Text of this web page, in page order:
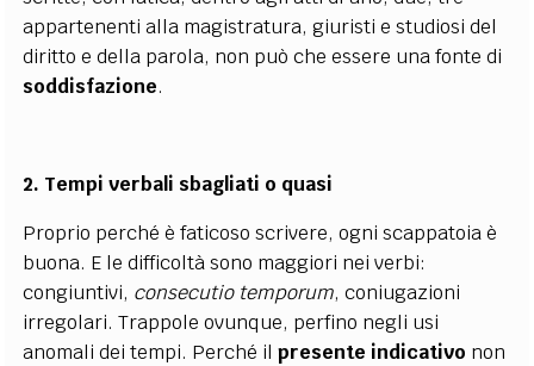
appartenenti alla magistratura, giuristi e studiosi del
diritto e della parola, non può che essere una fonte di
soddisfazione.
2. Tempi verbali sbagliati o quasi
Proprio perché è faticoso scrivere, ogni scappatoia è
buona. E le difficoltà sono maggiori nei verbi:
congiuntivi, consecutio temporum, coniugazioni
irregolari. Trappole ovunque, perfino negli usi
anomali dei tempi. Perché ilpresente indicativo non